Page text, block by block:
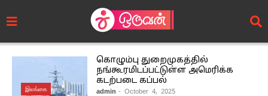
இலங்கை
கொழும்பு துறைமுகத்தில்
நங்கூரமிடப்பட்டுள்ள அமெரிக்க
கடற்படை கப்பல்
admin - October 4, 2025